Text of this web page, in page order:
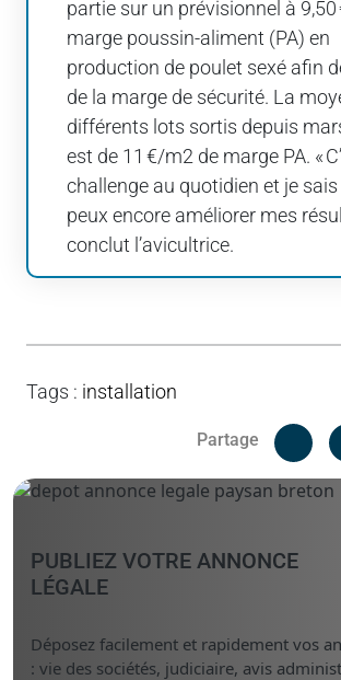
partie sur un prévisionnel à
marge poussin-aliment (PA) en
production de poulet sexé afin
de la marge de sécurité. La
différents lots sortis depuis
est de 11 €/m2 de marge PA. «
challenge au quotidien et je sais
peux encore améliorer mes
conclut l’avicultrice.
Tags : installation
Partage
PUBLIEZ VOTRE ANNONCE
LÉGALE
Déposez facilement et rapidement vos
: vie des sociétés, judiciaire, avis